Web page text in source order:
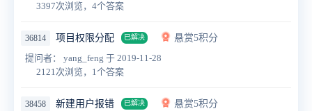
3397次浏览，4个答案
36814 项目权限分配 已解决
悬赏5积分
提问者： yang_feng 于 2019-11-28
2121次浏览，1个答案
38458 新建用户报错 已解决 悬赏5积分